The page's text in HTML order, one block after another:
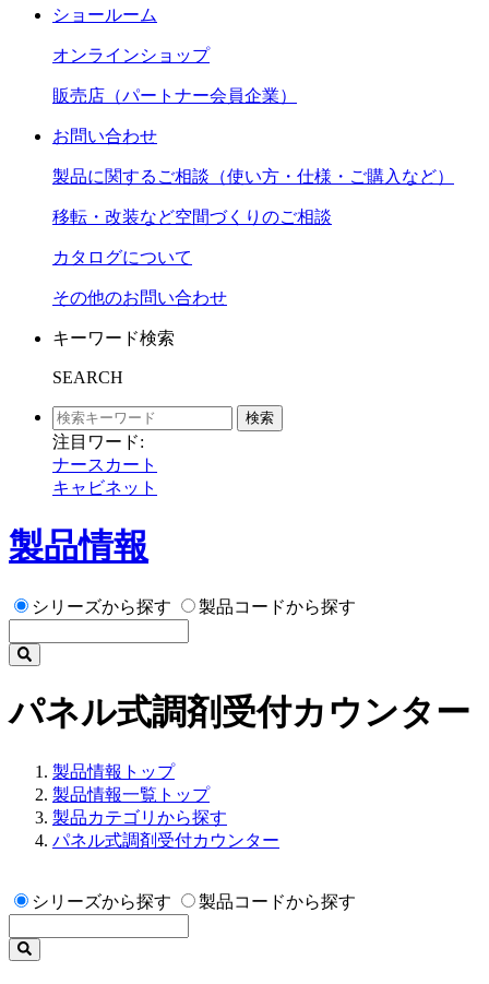
ショールーム
オンラインショップ
販売店（パートナー会員企業）
お問い合わせ
製品に関するご相談（使い方・仕様・ご購入など）
移転・改装など空間づくりのご相談
カタログについて
その他のお問い合わせ
キーワード検索
SEARCH
検索
注目ワード:
ナースカート
キャビネット
製品情報
シリーズから探す 製品コードから探す
パネル式調剤受付カウンター
製品情報トップ
製品情報一覧トップ
製品カテゴリから探す
パネル式調剤受付カウンター
シリーズから探す 製品コードから探す